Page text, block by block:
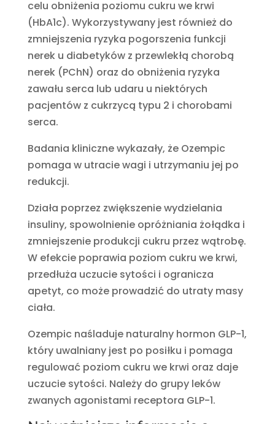
celu obniżenia poziomu cukru we krwi
(HbA1c). Wykorzystywany jest również do
zmniejszenia ryzyka pogorszenia funkcji
nerek u diabetyków z przewlekłą chorobą
nerek (PChN) oraz do obniżenia ryzyka
zawału serca lub udaru u niektórych
pacjentów z cukrzycą typu 2 i chorobami
serca.
Badania kliniczne wykazały, że Ozempic
pomaga w utracie wagi i utrzymaniu jej po
redukcji.
Działa poprzez zwiększenie wydzielania
insuliny, spowolnienie opróżniania żołądka i
zmniejszenie produkcji cukru przez wątrobę.
W efekcie poprawia poziom cukru we krwi,
przedłuża uczucie sytości i ogranicza
apetyt, co może prowadzić do utraty masy
ciała.
Ozempic naśladuje naturalny hormon GLP-1,
który uwalniany jest po posiłku i pomaga
regulować poziom cukru we krwi oraz daje
uczucie sytości. Należy do grupy leków
zwanych agonistami receptora GLP-1.